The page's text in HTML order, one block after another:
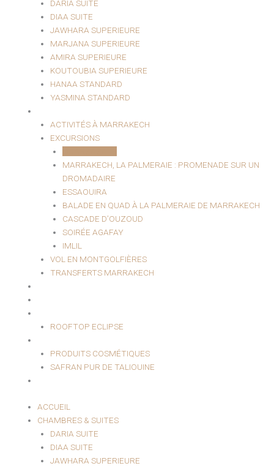
DARIA SUITE
DIAA SUITE
JAWHARA SUPERIEURE
MARJANA SUPERIEURE
AMIRA SUPERIEURE
KOUTOUBIA SUPERIEURE
HANAA STANDARD
YASMINA STANDARD
ACTIVITÉS À MARRAKECH
EXCURSIONS
MARRAKECH, LA PALMERAIE : PROMENADE SUR UN
DROMADAIRE
ESSAOUIRA
BALADE EN QUAD À LA PALMERAIE DE MARRAKECH
CASCADE D’OUZOUD
SOIRÉE AGAFAY
IMLIL
VOL EN MONTGOLFIÈRES
TRANSFERTS MARRAKECH
ROOFTOP ECLIPSE
PRODUITS COSMÉTIQUES
SAFRAN PUR DE TALIOUINE
ACCUEIL
CHAMBRES & SUITES
DARIA SUITE
DIAA SUITE
JAWHARA SUPERIEURE